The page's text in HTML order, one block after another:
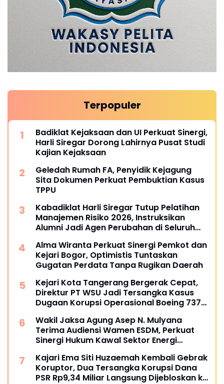
Terpopuler
Badiklat Kejaksaan dan UI Perkuat Sinergi,
Harli Siregar Dorong Lahirnya Pusat Studi
Kajian Kejaksaan
Geledah Rumah FA, Penyidik Kejagung
Sita Dokumen Perkuat Pembuktian Kasus
TPPU
Kabadiklat Harli Siregar Tutup Pelatihan
Manajemen Risiko 2026, Instruksikan
Alumni Jadi Agen Perubahan di Seluruh
Alma Wiranta Perkuat Sinergi Pemkot dan
Kejari Bogor, Optimistis Tuntaskan
Gugatan Perdata Tanpa Rugikan Daerah
Kejari Kota Tangerang Bergerak Cepat,
Direktur PT WSU Jadi Tersangka Kasus
Dugaan Korupsi Operasional Boeing 737-
Wakil Jaksa Agung Asep N. Mulyana
Terima Audiensi Wamen ESDM, Perkuat
Sinergi Hukum Kawal Sektor Energi
Kajari Ema Siti Huzaemah Kembali Gebrak
Koruptor, Dua Tersangka Korupsi Dana
PSR Rp9,34 Miliar Langsung Dijebloskan ke